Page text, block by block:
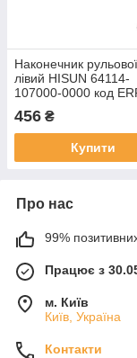
Наконечник
лівий HISUN 64114-
107000-0000 код
P107000641140000
456 ₴
Купити
Про нас
99% позитивних
Працює з
м. Київ
Київ, Україна
Контакти